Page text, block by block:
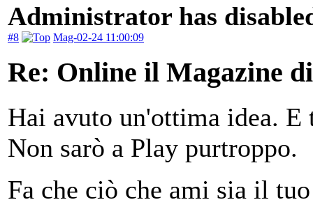
Administrator has
#8 Mag-02-24 11:00:09
Re: Online il Magazine
Hai avuto un'ottima idea. E
Non sarò a Play purtroppo.
Fa che ciò che ami sia il